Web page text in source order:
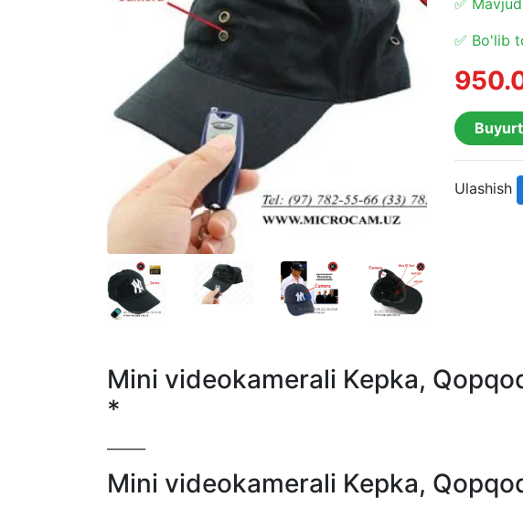
✅ Bo'lib
Ulashish
Mini videokamerali Kepka,
*
Mini videokamerali Kepka,